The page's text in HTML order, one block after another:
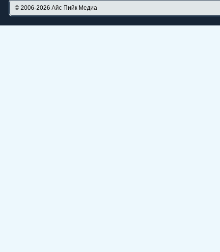
© 2006-2026 Айс Пийк Медиа